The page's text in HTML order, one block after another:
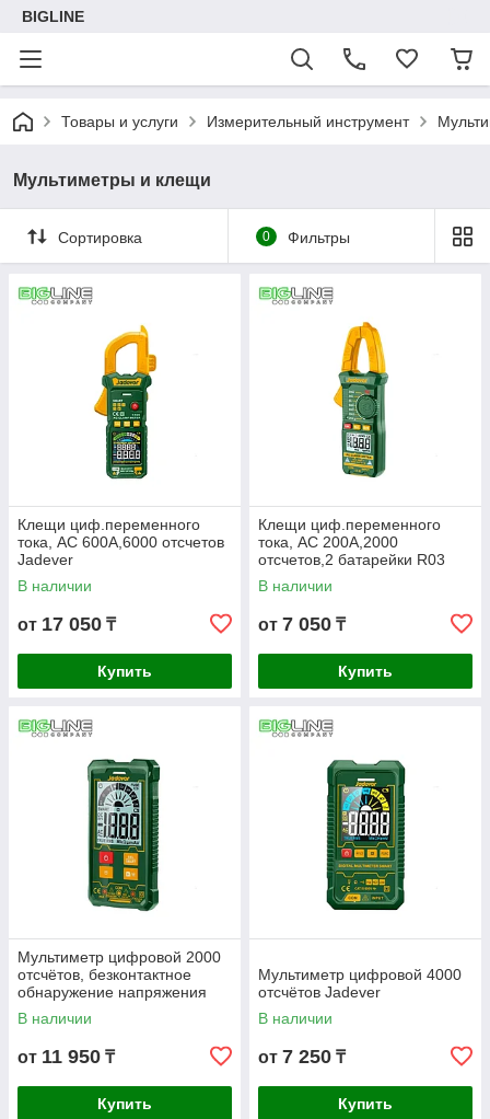
BIGLINE
Товары и услуги Измерительный инструмент
Мультиметры и клещи
Сортировка 0 Фильтры
Клещи циф.переменного
тока, АС 600А,6000 отсчетов
Jadever
В наличии
от 17 050 ₸
Купить
Клещи циф.переменного
тока, АС 200А,2000
отсчетов,2 батарейки R03
AAA Jadever
В наличии
от 7 050 ₸
Купить
Мультиметр цифровой 2000
отсчётов, безконтактное
обнаружение напряжения
Jadever
В наличии
от 11 950 ₸
Купить
Мультиметр цифровой 4000
отсчётов Jadever
В наличии
от 7 250 ₸
Купить